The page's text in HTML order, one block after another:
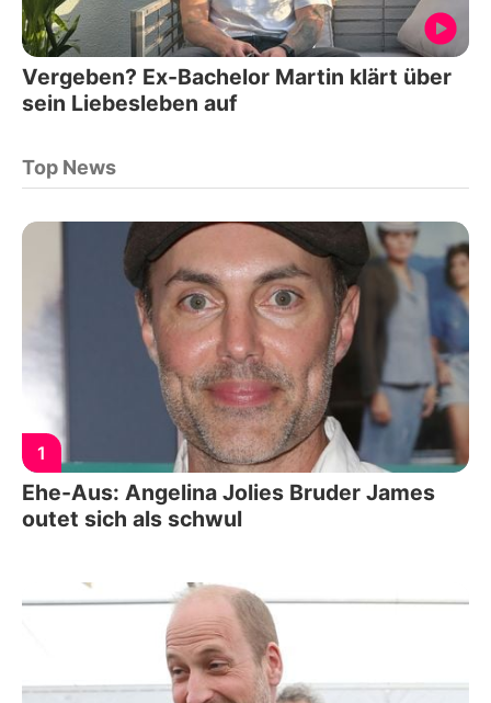
Vergeben? Ex-Bachelor Martin klärt über
sein Liebesleben auf
Top News
1
Ehe-Aus: Angelina Jolies Bruder James
outet sich als schwul